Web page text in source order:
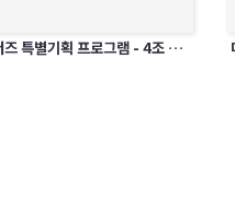
메타버스 서포터즈 특별기획 프로그램 - 4조 MZ세대와 함께 즐기는 메타버스 MT